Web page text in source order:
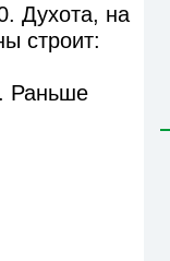
Духота, на
строит:
Раньше